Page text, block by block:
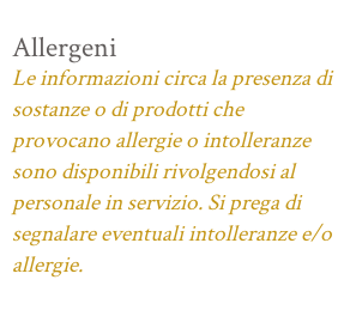
Allergeni
Le informazioni circa la presenza di
sostanze o di prodotti che
provocano allergie o intolleranze
sono disponibili rivolgendosi al
personale in servizio. Si prega di
segnalare eventuali intolleranze e/o
allergie.